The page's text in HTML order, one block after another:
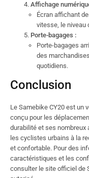
Affichage
Écran affichant
vitesse, le niveau
Porte-bagages :
Porte-bagages
des
quotidiens.
Conclusion
Le Samebike CY20 est un
conçu pour les
durabilité et ses
les cyclistes urbains à la
et confortable. Pour des
caractéristiques et les
consulter le site officiel de